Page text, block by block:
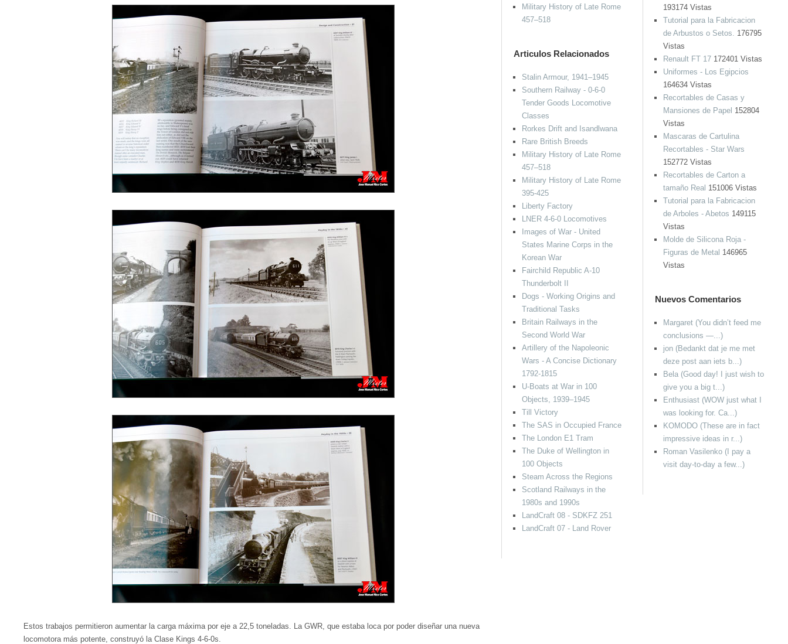
Estos trabajos permitieron aumentar la carga máxima por eje a 22,5 toneladas. La GWR, que estaba loca por poder diseñar una nueva
locomotora más potente, construyó la Clase Kings 4-6-0s.
193174 Vistas
Tutorial para la Fabricacion
de Arbustos o Setos. 176795
Vistas
Renault FT 17172401 Vistas
Uniformes - Los Egipcios
164634 Vistas
Recortables de Casas y
Mansiones de Papel 152804
Vistas
Mascaras de Cartulina
Recortables - Star Wars
152772 Vistas
Recortables de Carton a
tamaño Real 151006 Vistas
Tutorial para la Fabricacion
de Arboles - Abetos 149115
Vistas
Molde de Silicona Roja -
Figuras de Metal 146965
Vistas
Nuevos Comentarios
Margaret (You didn’t feed me
conclusions —...)
jon (Bedankt dat je me met
deze post aan iets b...)
Bela (Good day! I just wish to
give you a big t...)
Enthusiast (WOW just what I
was looking for. Ca...)
KOMODO (These are in fact
impressive ideas in r...)
Roman Vasilenko (I pay a
visit day-to-day a few...)
Military History of Late Rome
457–518
Articulos Relacionados
Stalin Armour, 1941–1945
Southern Railway - 0-6-0
Tender Goods Locomotive
Classes
Rorkes Drift and Isandlwana
Rare British Breeds
Military History of Late Rome
457–518
Military History of Late Rome
395-425
Liberty Factory
LNER 4-6-0 Locomotives
Images of War - United
States Marine Corps in the
Korean War
Fairchild Republic A-10
Thunderbolt II
Dogs - Working Origins and
Traditional Tasks
Britain Railways in the
Second World War
Artillery of the Napoleonic
Wars - A Concise Dictionary
1792-1815
U-Boats at War in 100
Objects, 1939–1945
Till Victory
The SAS in Occupied France
The London E1 Tram
The Duke of Wellington in
100 Objects
Steam Across the Regions
Scotland Railways in the
1980s and 1990s
LandCraft 08 - SDKFZ 251
LandCraft 07 - Land Rover